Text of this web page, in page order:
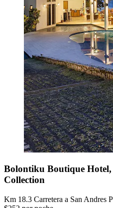
Bolontiku Boutique
Collection
Km 18.3 Carretera a San Andres